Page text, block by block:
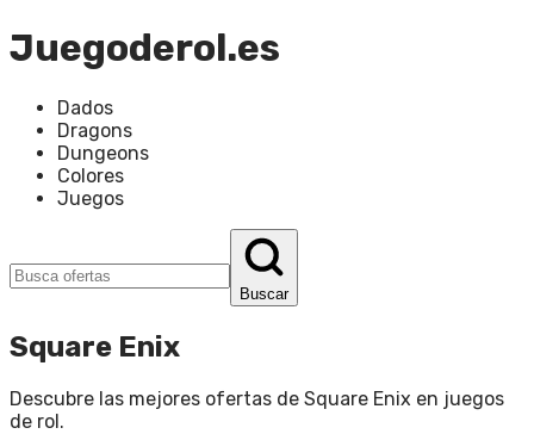
Juegoderol.es
Dados
Dragons
Dungeons
Colores
Juegos
Buscar
Square Enix
Descubre las mejores ofertas de Square Enix en juegos
de rol.